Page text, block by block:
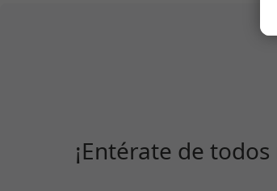
¡Entérate de